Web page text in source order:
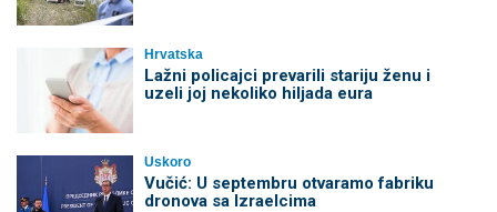
Hrvatska
Lažni policajci prevarili stariju ženu i
uzeli joj nekoliko hiljada eura
Uskoro
Vučić: U septembru otvaramo fabriku
dronova sa Izraelcima